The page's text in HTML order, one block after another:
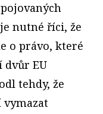
nutné říci, že
o právo, které
dvůr EU
tehdy, že
vymazat